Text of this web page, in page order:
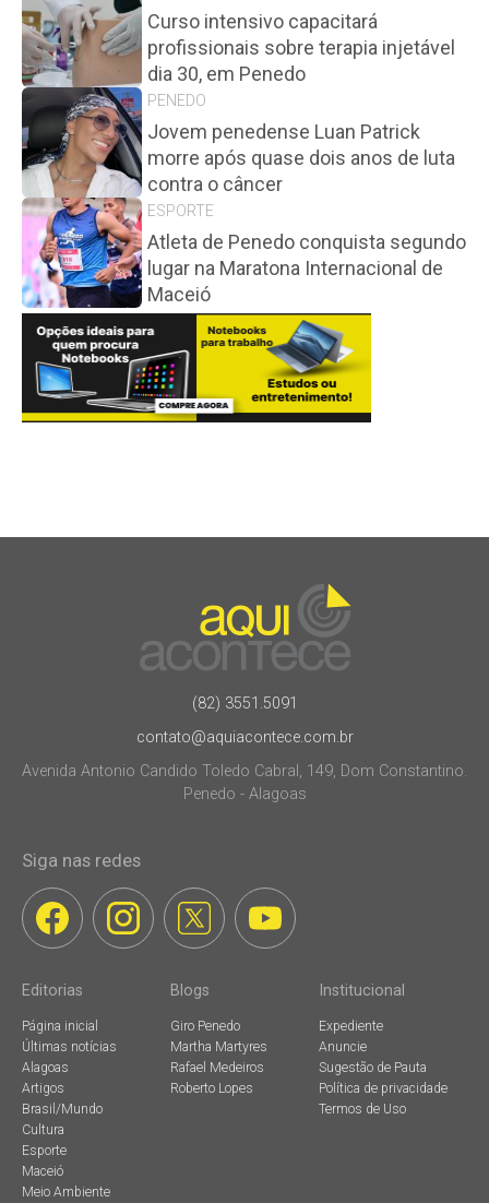
Curso intensivo capacitará
profissionais sobre terapia injetável
dia 30, em Penedo
PENEDO
Jovem penedense Luan Patrick
morre após quase dois anos de luta
contra o câncer
ESPORTE
Atleta de Penedo conquista segundo
lugar na Maratona Internacional de
Maceió
(82) 3551.5091
contato@aquiacontece.com.br
Avenida Antonio Candido Toledo Cabral, 149, Dom Constantino.
Penedo - Alagoas
Siga nas redes
Editorias
Página inicial
Últimas notícias
Alagoas
Artigos
Brasil/Mundo
Cultura
Esporte
Maceió
Meio Ambiente
Blogs
Giro Penedo
Martha Martyres
Rafael Medeiros
Roberto Lopes
Institucional
Expediente
Anuncie
Sugestão de Pauta
Política de privacidade
Termos de Uso